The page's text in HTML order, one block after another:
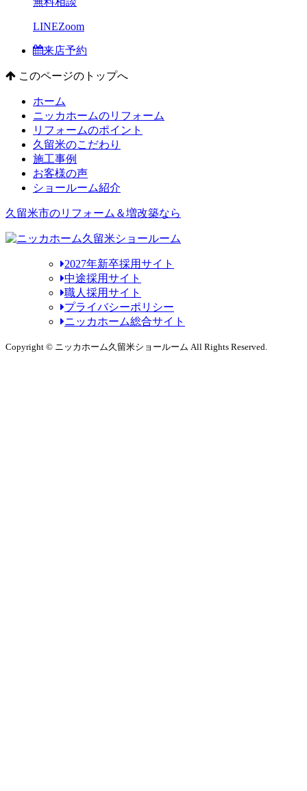
LINEZoom
来店予約
このページのトップへ
ホーム
ニッカホームのリフォーム
リフォームのポイント
久留米のこだわり
施工事例
お客様の声
ショールーム紹介
久留米市のリフォーム＆増改築なら
2027年新卒採用サイト
中途採用サイト
職人採用サイト
プライバシーポリシー
ニッカホーム総合サイト
Copyright © ニッカホーム久留米ショールーム All Rights Reserved.